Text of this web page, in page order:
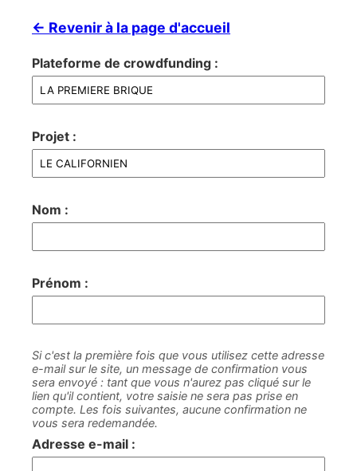
← Revenir à la page d'accueil
Plateforme de crowdfunding :
Projet :
Nom :
Prénom :
Si c'est la première fois que vous utilisez cette adresse
e-mail sur le site, un message de confirmation vous
sera envoyé : tant que vous n'aurez pas cliqué sur le
lien qu'il contient, votre saisie ne sera pas prise en
compte. Les fois suivantes, aucune confirmation ne
vous sera redemandée.
Adresse e-mail :